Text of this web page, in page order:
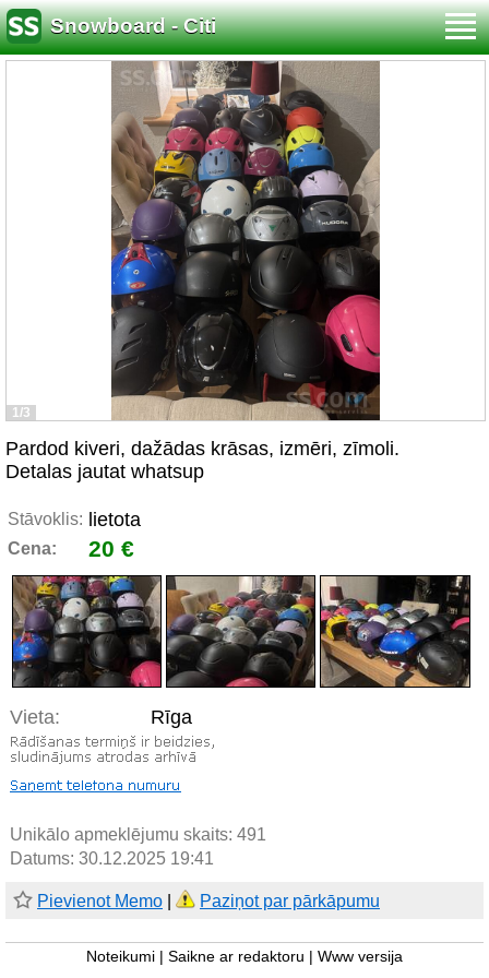
Snowboard - Citi
1/3
Pardod kiveri, dažādas krāsas, izmēri, zīmoli.
Detalas jautat whatsup
Stāvoklis: lietota
Cena: 20 €
Vieta: Rīga
Unikālo apmeklējumu skaits: 491
Datums: 30.12.2025 19:41
Pievienot Memo Paziņot par pārkāpumu
Noteikumi Saikne ar redaktoru Www versija